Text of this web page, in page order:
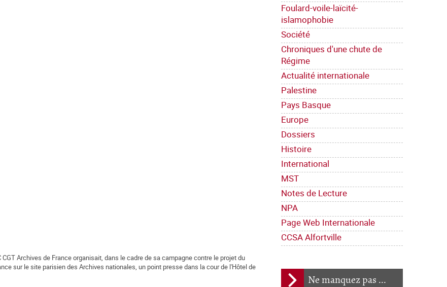
Foulard-voile-laïcité-
islamophobie
Société
Chroniques d'une chute de
Régime
Actualité internationale
Palestine
Pays Basque
Europe
Dossiers
Histoire
International
MST
Notes de Lecture
NPA
Page Web Internationale
CCSA Alfortville
Ne manquez pas ...
Archives de France organisait, dans le cadre de sa campagne contre le projet du
sur le site parisien des Archives nationales, un point presse dans la cour de l'Hôtel de